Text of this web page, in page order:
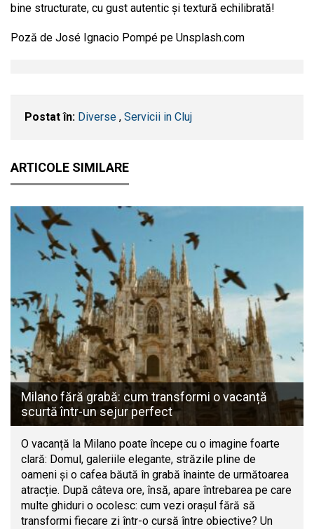
bine structurate, cu gust autentic și textură echilibrată!
Poză de José Ignacio Pompé pe Unsplash.com
Postat în: Diverse , Servicii in Cluj
ARTICOLE SIMILARE
Milano fără grabă: cum transformi o vacanță
scurtă într-un sejur perfect
O vacanță la Milano poate începe cu o imagine foarte
clară: Domul, galeriile elegante, străzile pline de
oameni și o cafea băută în grabă înainte de următoarea
atracție. După câteva ore, însă, apare întrebarea pe care
multe ghiduri o ocolesc: cum vezi orașul fără să
transformi fiecare zi într-o cursă între obiective? Un